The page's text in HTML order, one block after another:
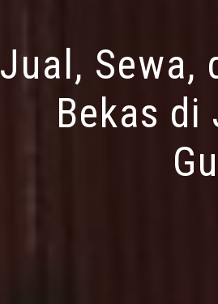
Jual, Sewa,
Bekas